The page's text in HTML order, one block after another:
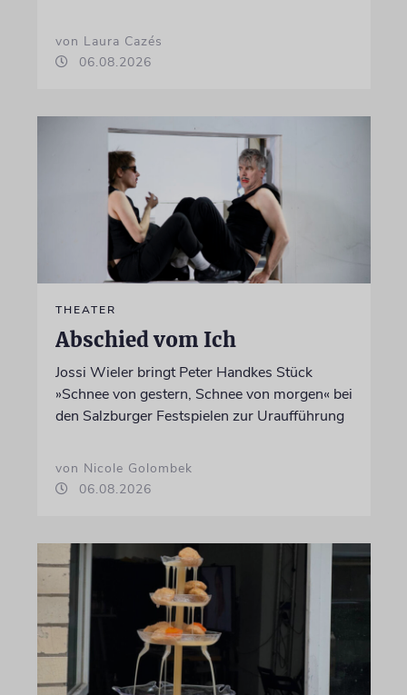
von Laura Cazés
06.08.2026
THEATER
Abschied vom Ich
Jossi Wieler bringt Peter Handkes Stück
»Schnee von gestern, Schnee von morgen« bei
den Salzburger Festspielen zur Uraufführung
von Nicole Golombek
06.08.2026